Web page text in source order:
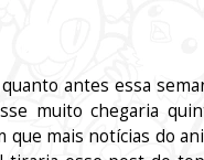
antes essa
muito chegaria
que mais notícias do